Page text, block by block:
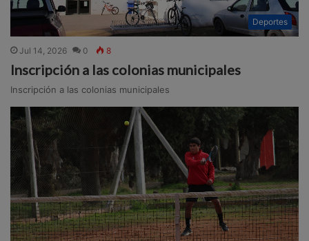
Deportes
Jul 14, 2026 0 8
Inscripción a las colonias municipales
Inscripción a las colonias municipales